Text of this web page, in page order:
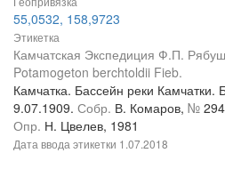
55,0532, 158,9723
Этикетка
Камчатская Экспедиция Ф.П.
Potamogeton berchtoldii Fieb.
Камчатка. Бассейн реки
9.07.1909. Собр. В. Комаров, №
Опр. Н. Цвелев, 1981
Дата ввода этикетки 1.07.2018